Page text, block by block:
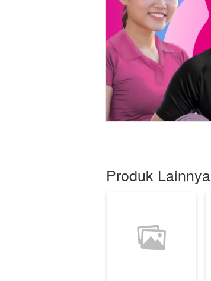
Produk Lainnya